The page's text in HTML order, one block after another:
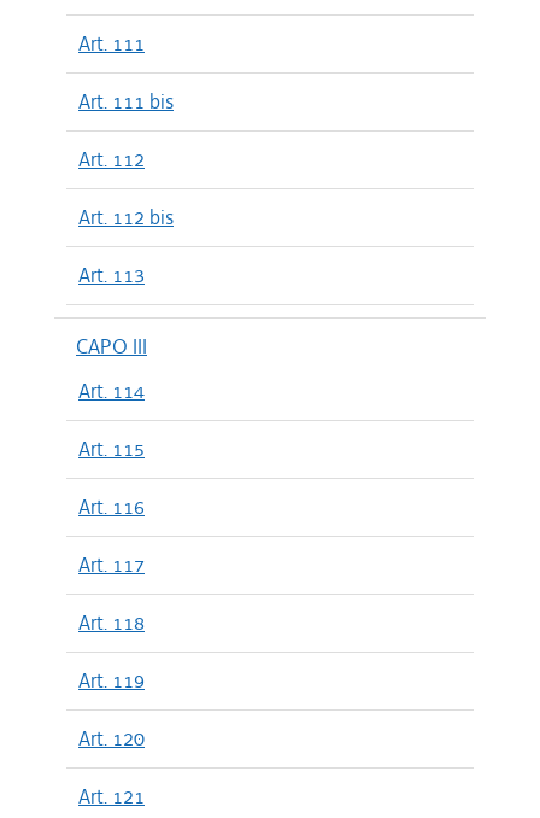
Art. 111
Art. 111 bis
Art. 112
Art. 112 bis
Art. 113
CAPO III
Art. 114
Art. 115
Art. 116
Art. 117
Art. 118
Art. 119
Art. 120
Art. 121